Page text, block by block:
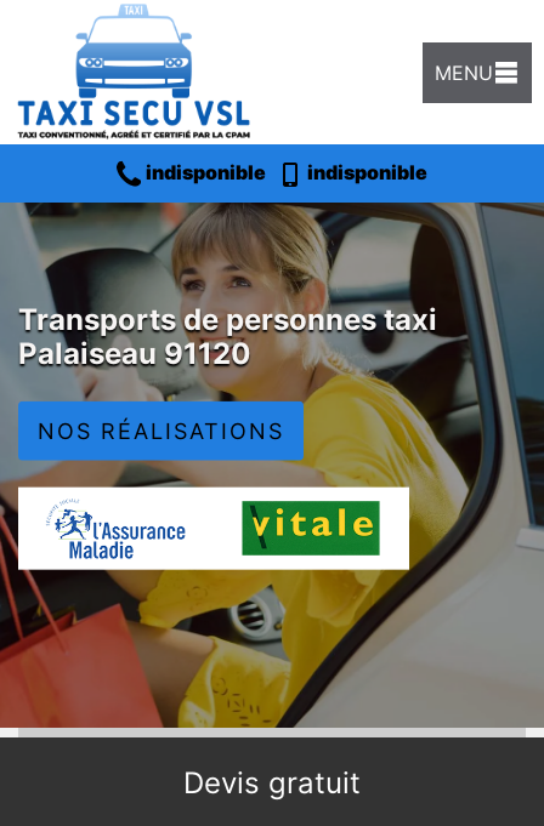
MENU
indisponible indisponible
Transports de personnes taxi
Palaiseau 91120
NOS RÉALISATIONS
Devis gratuit